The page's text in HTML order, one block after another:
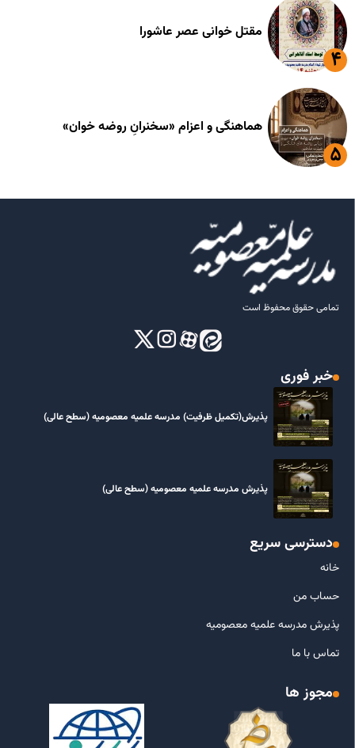
مقتل خوانی عصر عاشورا
هماهنگی و اعزام «سخنرانِ روضه خوان»
تمامی حقوق محفوظ است
خبر فوری
پذیرش(تکمیل ظرفیت) مدرسه علمیه معصومیه‌ (سطح عالی)
پذیرش مدرسه علمیه معصومیه‌ (سطح عالی)
دسترسی سریع
خانه
حساب من
پذیرش مدرسه علمیه معصومیه
تماس با ما
مجوز ها